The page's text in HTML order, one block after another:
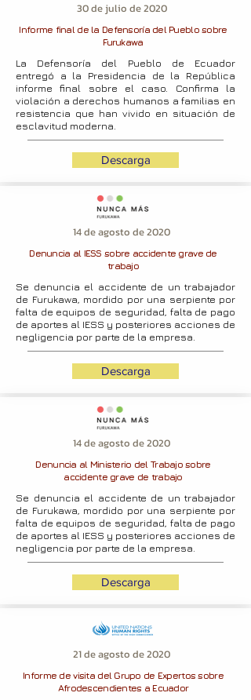
30 de julio de 2020
Informe final de la Defensoría del Pueblo sobre
Furukawa
La Defensoría del Pueblo de Ecuador
entregó a la Presidencia de la República
informe final sobre el caso. Confirma la
violación a derechos humanos a familias en
resistencia que han vivido en situación de
esclavitud moderna.
Descarga
14 de agosto de 2020
Denuncia al IESS sobre accidente grave de
trabajo
Se denuncia el accidente de un trabajador
de Furukawa, mordido por una serpiente por
falta de equipos de seguridad, falta de pago
de aportes al IESS y posteriores acciones de
negligencia por parte de la empresa.
Descarga
14 de agosto de 2020
Denuncia al Ministerio del Trabajo sobre
accidente grave de trabajo
Se denuncia el accidente de un trabajador
de Furukawa, mordido por una serpiente por
falta de equipos de seguridad, falta de pago
de aportes al IESS y posteriores acciones de
negligencia por parte de la empresa.
Descarga
21 de agosto de 2020
Informe de visita del Grupo de Expertos sobre
Afrodescendientes a Ecuador